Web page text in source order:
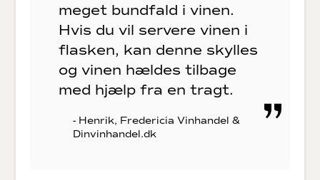
meget bundfald i vinen.
Hvis du vil servere vinen i
flasken, kan denne skylles
og vinen hældes tilbage
med hjælp fra en tragt.
- Henrik, Fredericia Vinhandel &
Dinvinhandel.dk